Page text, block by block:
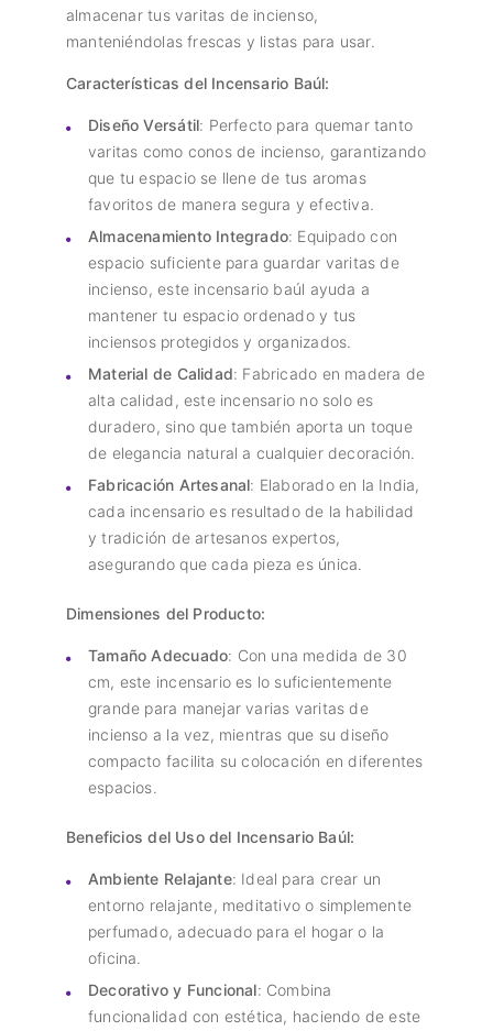
almacenar tus varitas de incienso,
manteniéndolas frescas y listas para usar.
Características del Incensario Baúl:
Diseño Versátil: Perfecto para quemar tanto
varitas como conos de incienso, garantizando
que tu espacio se llene de tus aromas
favoritos de manera segura y efectiva.
Almacenamiento Integrado: Equipado con
espacio suficiente para guardar varitas de
incienso, este incensario baúl ayuda a
mantener tu espacio ordenado y tus
inciensos protegidos y organizados.
Material de Calidad: Fabricado en madera de
alta calidad, este incensario no solo es
duradero, sino que también aporta un toque
de elegancia natural a cualquier decoración.
Fabricación Artesanal: Elaborado en la India,
cada incensario es resultado de la habilidad
y tradición de artesanos expertos,
asegurando que cada pieza es única.
Dimensiones del Producto:
Tamaño Adecuado: Con una medida de 30
cm, este incensario es lo suficientemente
grande para manejar varias varitas de
incienso a la vez, mientras que su diseño
compacto facilita su colocación en diferentes
espacios.
Beneficios del Uso del Incensario Baúl:
Ambiente Relajante: Ideal para crear un
entorno relajante, meditativo o simplemente
perfumado, adecuado para el hogar o la
oficina.
Decorativo y Funcional: Combina
funcionalidad con estética, haciendo de este